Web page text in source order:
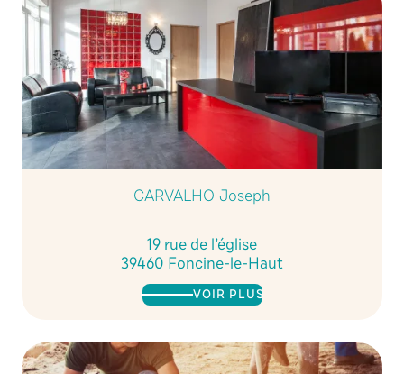
CARVALHO Joseph
19 rue de l’église
39460 Foncine-le-Haut
VOIR PLUS